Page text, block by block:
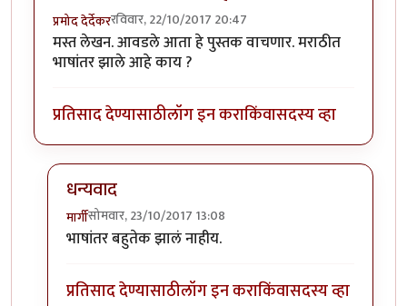
प्रमोद देर्देकररविवार, 22/10/2017 20:47
मस्त लेखन. आवडले आता हे पुस्तक वाचणार. मराठीत
भाषांतर झाले आहे काय ?
प्रतिसाद देण्यासाठीलॉग इन कराकिंवासदस्य व्हा
धन्यवाद
मार्गीसोमवार, 23/10/2017 13:08
In reply toमस्त लेखन. आवडले आता हे
भाषांतर बहुतेक झालं नाहीय.
प्रतिसाद देण्यासाठीलॉग इन कराकिंवासदस्य व्हा